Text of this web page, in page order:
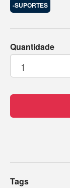
-SUPORTES
Quantidade
Tags